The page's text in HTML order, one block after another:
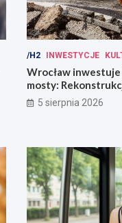
/H2 INWESTYCJE
Wrocław
mosty:
miasto!
5 sierpnia 2026